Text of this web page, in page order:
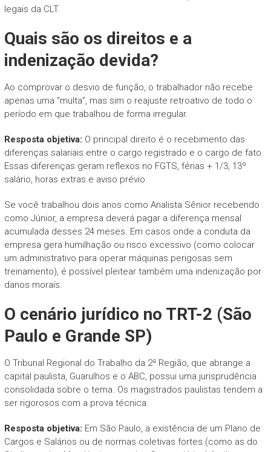
legais da CLT.
Quais são os direitos e a
indenização devida?
Ao comprovar o desvio de função, o trabalhador não recebe
apenas uma “multa”, mas sim o reajuste retroativo de todo o
período em que trabalhou de forma irregular.
Resposta objetiva: O principal direito é o recebimento das
diferenças salariais entre o cargo registrado e o cargo de fato.
Essas diferenças geram reflexos no FGTS, férias + 1/3, 13º
salário, horas extras e aviso prévio.
Se você trabalhou dois anos como Analista Sênior recebendo
como Júnior, a empresa deverá pagar a diferença mensal
acumulada desses 24 meses. Em casos onde a conduta da
empresa gera humilhação ou risco excessivo (como colocar
um administrativo para operar máquinas perigosas sem
treinamento), é possível pleitear também uma indenização por
danos morais.
O cenário jurídico no TRT-2 (São
Paulo e Grande SP)
O Tribunal Regional do Trabalho da 2ª Região, que abrange a
capital paulista, Guarulhos e o ABC, possui uma jurisprudência
consolidada sobre o tema. Os magistrados paulistas tendem a
ser rigorosos com a prova técnica.
Resposta objetiva: Em São Paulo, a existência de um Plano de
Cargos e Salários ou de normas coletivas fortes (como as do